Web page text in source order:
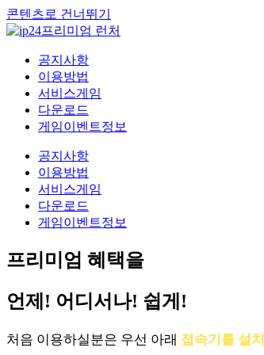
콘텐츠로 건너뛰기
공지사항
이용방법
서비스게임
다운로드
게임이벤트정보
공지사항
이용방법
서비스게임
다운로드
게임이벤트정보
프리미엄 혜택을
언제! 어디서나! 쉽게!
처음 이용하실분은 우선 아래 접속기를 설